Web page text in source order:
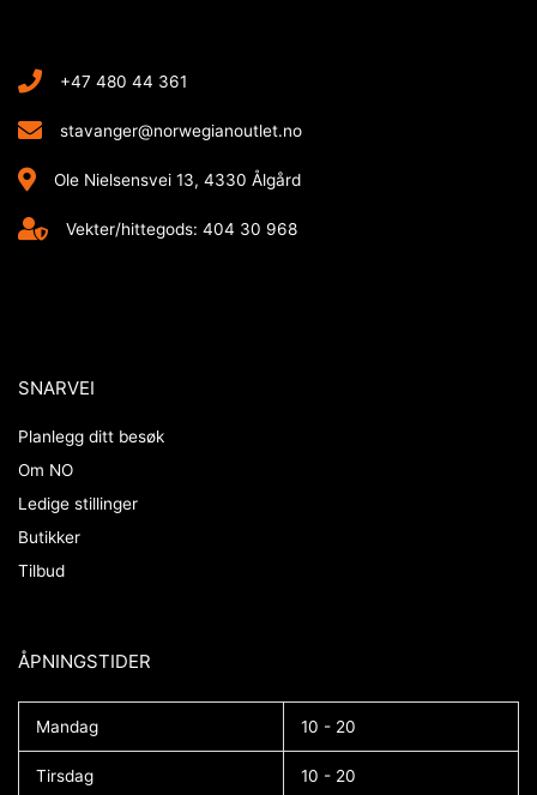
+47 480 44 361
stavanger@norwegianoutlet.no
Ole Nielsensvei 13, 4330 Ålgård
Vekter/hittegods: 404 30 968
SNARVEI
Planlegg ditt besøk
Om NO
Ledige stillinger
Butikker
Tilbud
ÅPNINGSTIDER​
Mandag 10 - 20
Tirsdag 10 - 20